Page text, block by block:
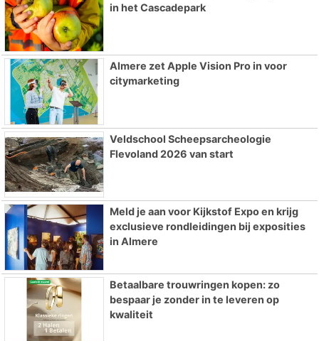
in het Cascadepark
Almere zet Apple Vision Pro in voor
citymarketing
Veldschool Scheepsarcheologie
Flevoland 2026 van start
Meld je aan voor Kijkstof Expo en krijg
exclusieve rondleidingen bij exposities
in Almere
Betaalbare trouwringen kopen: zo
bespaar je zonder in te leveren op
kwaliteit